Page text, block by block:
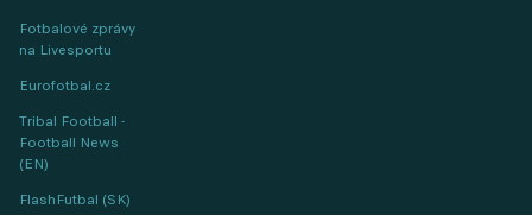
Fotbalové zprávy
na Livesportu
Eurofotbal.cz
Tribal Football -
Football News
(EN)
FlashFutbal (SK)